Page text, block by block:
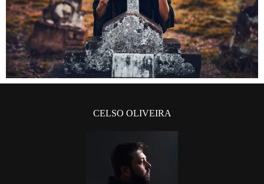
CELSO OLIVEIRA